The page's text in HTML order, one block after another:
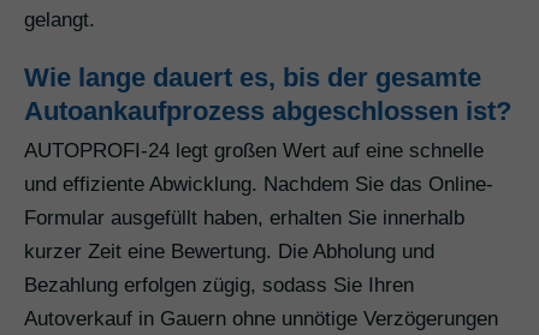
gelangt.
Wie lange dauert es, bis der gesamte
Autoankaufprozess abgeschlossen ist?
AUTOPROFI-24 legt großen Wert auf eine schnelle
und effiziente Abwicklung. Nachdem Sie das Online-
Formular ausgefüllt haben, erhalten Sie innerhalb
kurzer Zeit eine Bewertung. Die Abholung und
Bezahlung erfolgen zügig, sodass Sie Ihren
Autoverkauf in Gauern ohne unnötige Verzögerungen